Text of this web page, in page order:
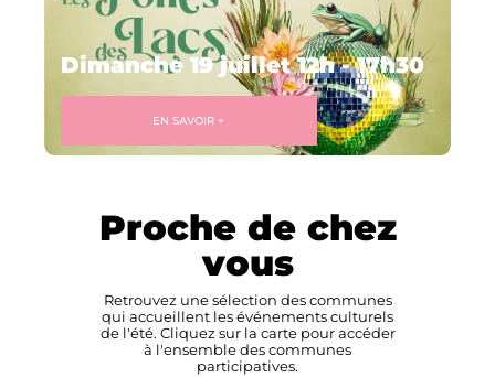
Dimanche 19 juillet 12h - 17h30
EN SAVOIR +
Proche de chez
vous
Retrouvez une sélection des communes
qui accueillent les événements culturels
de l'été. Cliquez sur la carte pour accéder
à l'ensemble des communes
participatives.